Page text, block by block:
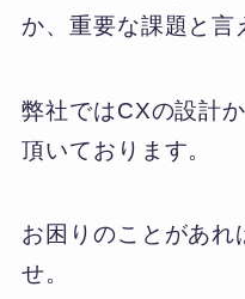
か、重要な課題と言
弊社ではCXの設計
頂いております。
お困りのことがあれ
せ。